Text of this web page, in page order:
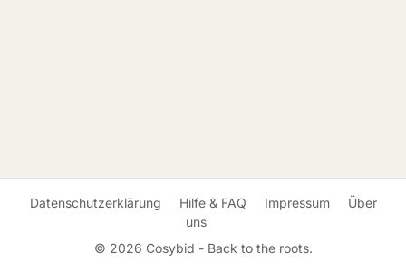
Datenschutzerklärung Hilfe & FAQ Impressum
Über
uns
© 2026 Cosybid - Back to the roots.